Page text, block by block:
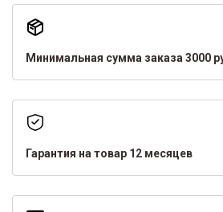
Минимальная сумма заказа 3000
Гарантия на товар 12 месяцев